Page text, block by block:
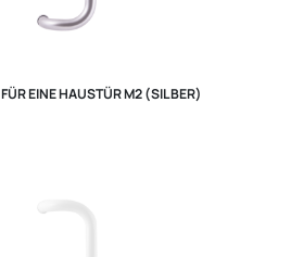
EINE HAUSTÜR M2 (SILBER)